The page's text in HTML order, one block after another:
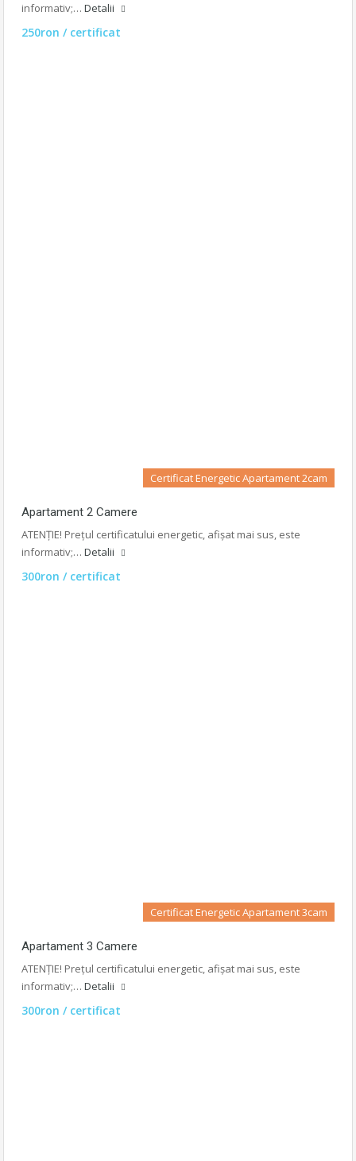
informativ;… Detalii
250ron / certificat
Certificat Energetic Apartament 2cam
Apartament 2 Camere
ATENȚIE! Prețul certificatului energetic, afișat mai sus, este
informativ;… Detalii
300ron / certificat
Certificat Energetic Apartament 3cam
Apartament 3 Camere
ATENȚIE! Prețul certificatului energetic, afișat mai sus, este
informativ;… Detalii
300ron / certificat